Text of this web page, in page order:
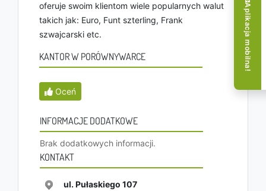
oferuje swoim klientom wiele popularnych walut
takich jak: Euro, Funt szterling, Frank
szwajcarski etc.
KANTOR W PORÓWNYWARCE
Oceń
INFORMACJE DODATKOWE
Brak dodatkowych informacji.
KONTAKT
ul. Pułaskiego 107
Aplikacja mobilna!